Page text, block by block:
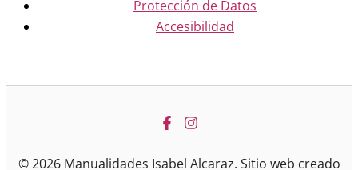
Protección de Datos
Accesibilidad
© 2026 Manualidades Isabel Alcaraz. Sitio web creado